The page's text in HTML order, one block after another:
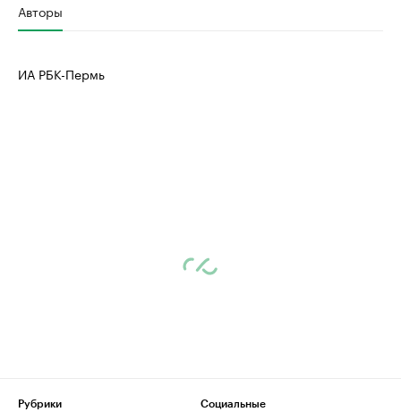
Авторы
ИА РБК-Пермь
Рубрики
Социальные